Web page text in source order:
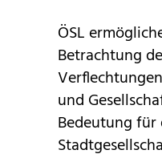
ÖSL
Betrachtung
und
Bedeutung für